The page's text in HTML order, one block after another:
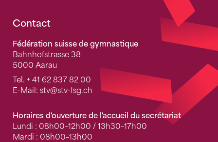
Fusszeile
Contact
Fédération suisse de gymnastique
Bahnhofstrasse 38
5000 Aarau
Tel. + 41 62 837 82 00
E-Mail: stv@stv-fsg.ch
Horaires d'ouverture de l'accueil du secrétariat
Lundi : 08h00–12h00 / 13h30–17h00
Mardi : 08h00–13h00